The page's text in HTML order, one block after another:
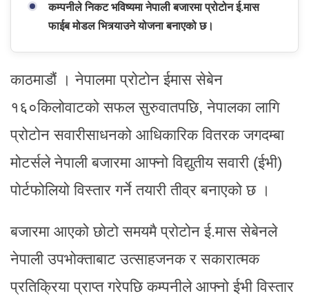
कम्पनीले निकट भविष्यमा नेपाली बजारमा प्रोटोन ई.मास
फाईब मोडल भित्र्याउने योजना बनाएको छ।
काठमाडौं । नेपालमा प्रोटोन ईमास सेबेन
१६०किलोवाटको सफल सुरुवातपछि, नेपालका लागि
प्रोटोन सवारीसाधनको आधिकारिक वितरक जगदम्बा
मोटर्सले नेपाली बजारमा आफ्नो विद्युतीय सवारी (ईभी)
पोर्टफोलियो विस्तार गर्ने तयारी तीव्र बनाएको छ ।
बजारमा आएको छोटो समयमै प्रोटोन ई.मास सेबेनले
नेपाली उपभोक्ताबाट उत्साहजनक र सकारात्मक
प्रतिक्रिया प्राप्त गरेपछि कम्पनीले आफ्नो ईभी विस्तार